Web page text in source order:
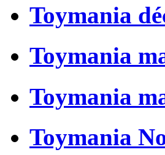
Toymania
Toymania
Toymania
Toymania